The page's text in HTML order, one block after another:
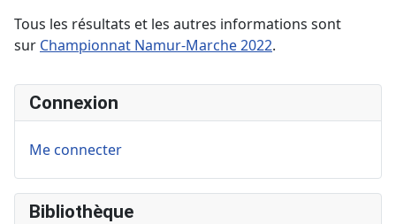
Tous les résultats et les autres informations sont
sur Championnat Namur-Marche 2022.
Connexion
Me connecter
Bibliothèque